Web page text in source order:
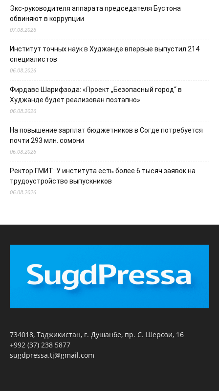
Экс-руководителя аппарата председателя Бустона
обвиняют в коррупции
07.08.2026
Институт точных наук в Худжанде впервые выпустил 214
специалистов
06.08.2026
Фирдавс Шарифзода: «Проект „Безопасный город“ в
Худжанде будет реализован поэтапно»
06.08.2026
На повышение зарплат бюджетников в Согде потребуется
почти 293 млн. сомони
06.08.2026
Ректор ГМИТ: У института есть более 6 тысяч заявок на
трудоустройство выпускников
06.08.2026
734018, Таджикистан, г. Душанбе, пр. С. Шерози, 16
+992 (37) 238 5877
sugdpressa.tj@gmail.com